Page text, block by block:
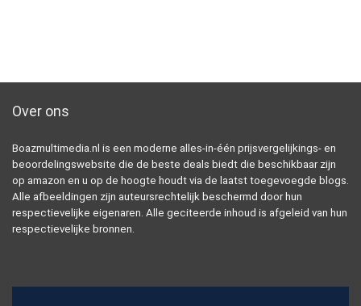
Over ons
Boazmultimedia.nl is een moderne alles-in-één prijsvergelijkings- en
beoordelingswebsite die de beste deals biedt die beschikbaar zijn
op amazon en u op de hoogte houdt via de laatst toegevoegde blogs.
Alle afbeeldingen zijn auteursrechtelijk beschermd door hun
respectievelijke eigenaren. Alle geciteerde inhoud is afgeleid van hun
respectievelijke bronnen.